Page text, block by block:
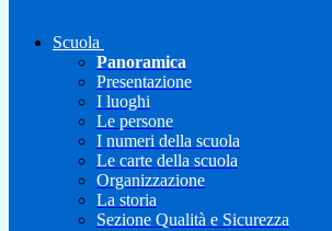
Scuola
Panoramica
Presentazione
I luoghi
Le persone
I numeri della scuola
Le carte della scuola
Organizzazione
La storia
Sezione Qualità e Sicurezza